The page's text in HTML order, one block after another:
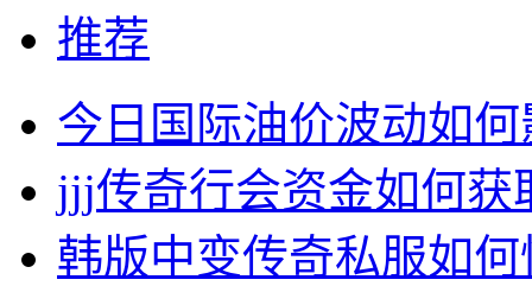
推荐
今日国际油价波动如
jjj传奇行会资金如何获
韩版中变传奇私服如